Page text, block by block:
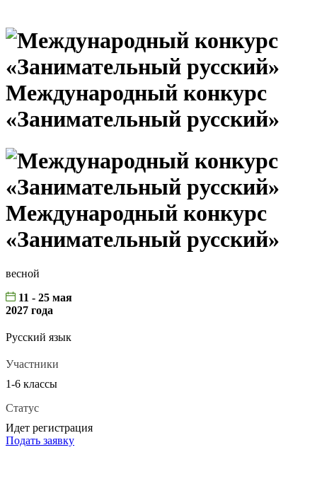
Международный конкурс
«Занимательный русский»
Международный конкурс
«Занимательный русский»
весной
11 - 25 мая
2027 года
Русский язык
Участники
1-6 классы
Статус
Идет регистрация
Подать заявку